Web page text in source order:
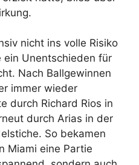
nicht ins volle Risiko
ein Unentschieden für
Nach Ballgewinnen
immer wieder
durch Richard Rios in
durch Arias in der
So bekamen
Miami eine Partie